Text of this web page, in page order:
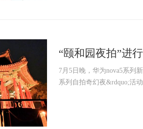
“颐和园夜拍”进
7月5日晚，华为nova5系列
系列自拍奇幻夜&rdquo;活